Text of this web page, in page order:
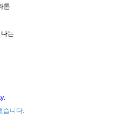
톤
는
니다.